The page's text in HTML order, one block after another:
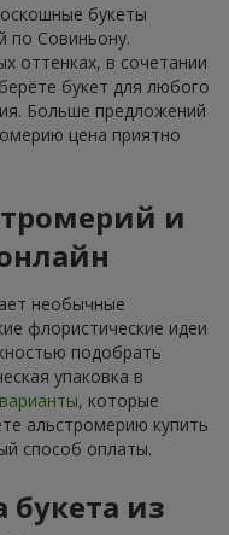
букеты
по Совиньону.
оттенках, в сочетании
букет для любого
Больше предложений
цена приятно
и
необычные
флористические идеи
подобрать
упаковка в
, которые
альстромерию купить
способ оплаты.
букета из